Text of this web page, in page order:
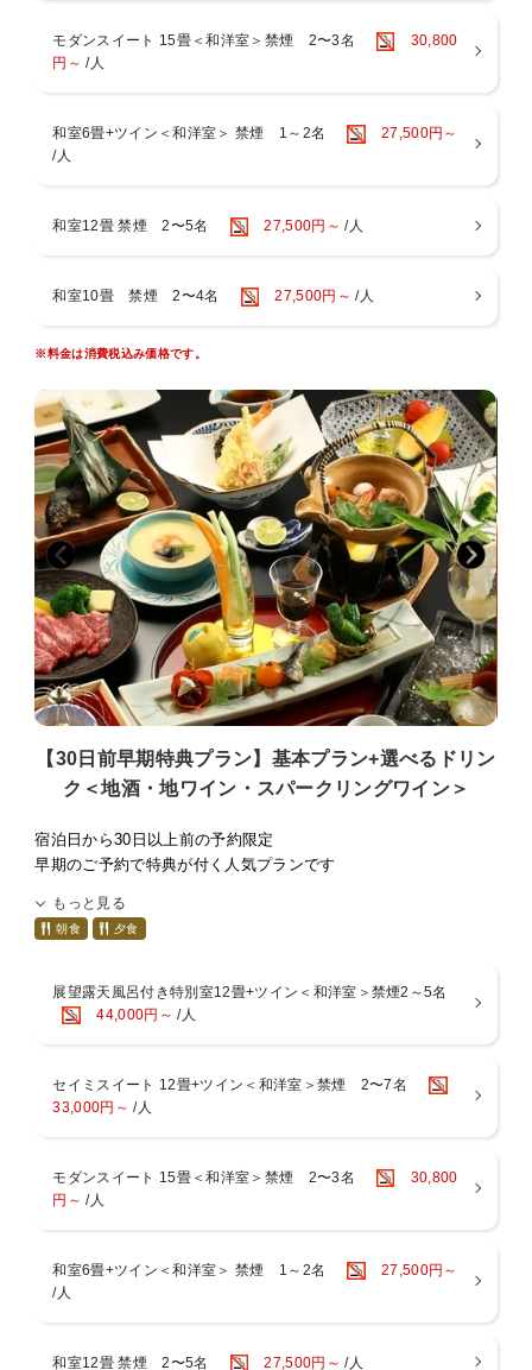
先附／季節の前菜／お造り／吸物／お凌ぎ／強肴／焼物／蒸物／
お食事／デザート
※アレルギーのある方はご予約時にお知らせください
はふっくら炊き立て。
・展望大浴場
・露天風呂（男性：1、女性：1）24時間利用可
・貸切展望風呂 受付14時〜21時
・サウナ 22時30分まで
※貸切風呂は予約制となっております。お電話またはチェックイ
ン時にお申込みください。
■お部屋
全16部屋6つのお部屋タイプをご用意しております。
女将が厳選したお菓子・お漬物のお茶うけでまずはごゆっくりど
うぞ。
■七草の湯のおもてなし
・館内はすべて畳と葦で敷き詰められ、裸足で心地よく過ごすこ
・お土産処には女将が全国から厳選した和小物、信州の銘菓や地
酒が並びます。
がございますのでチェックイン時にお申し付けください。
・北向観音堂 徒歩で約5分
・安楽寺 徒歩で約5分
七草の湯で、お寛ぎの時間をお愉しみくださいませ。
モダンスイート 15畳＜和洋室＞禁煙 2〜3名
30,800
円～ /人
和室6畳+ツイン＜和洋室＞ 禁煙 1～2名
27,500円～
/人
和室12畳 禁煙 2〜5名 27,500円～ /人
和室10畳 禁煙 2〜4名 27,500円～ /人
※料金は消費税込み価格です。
【30日前早期特典プラン】基本プラン+選べるドリン
ク＜地酒・地ワイン・スパークリングワイン＞
宿泊日から30日以上前の予約限定
早期のご予約で特典が付く人気プランです
■プラン特典
・下記3種類の飲み物の中から1室に1本プレゼント
明鏡止水（純米吟醸）
別所温泉オリジナルワイン赤・白（ヴィランジュ・ドゥ・ベッシ
■全プラン共通特典
■ご夕食
A5ランクの信州黒毛和牛や、信州サーモン、地鶏など
＜お献立内容＞
先附／季節の前菜／お造り／吸物／お凌ぎ／強肴／焼物／蒸物／
※アレルギーのある方はご予約時にお知らせくださいませ
もっと見る
朝食 夕食
展望露天風呂付き特別室12畳+ツイン＜和洋室＞禁煙2～5名
44,000円～ /人
セイミスイート 12畳+ツイン＜和洋室＞禁煙 2〜7名
33,000円～ /人
モダンスイート 15畳＜和洋室＞禁煙 2〜3名
30,800
円～ /人
和室6畳+ツイン＜和洋室＞ 禁煙 1～2名
27,500円～
/人
和室12畳 禁煙 2〜5名 27,500円～ /人